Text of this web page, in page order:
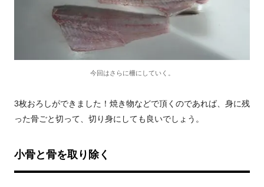
今回はさらに柵にしていく。
3枚おろしができました！焼き物などで頂くのであれば、身に残
った骨ごと切って、切り身にしても良いでしょう。
小骨と骨を取り除く